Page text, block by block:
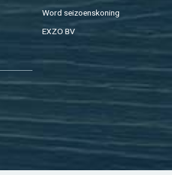
Word sei­zoens­ko­ning
EXZO BV